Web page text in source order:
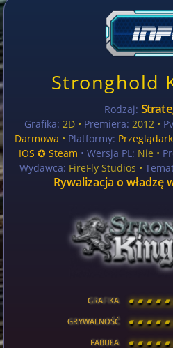
Stronghold
Rodzaj:
Grafika: 2D • Premiera: 2012 •
Darmowa • Platformy:
IOS ✪ Steam • Wersja PL: Nie •
Wydawca: FireFly Studios •
Rywalizacja o władzę
GRAFIKA [ \ \ \ \
GRYWALNOŚĆ [ \ \ \ \
FABUŁA [ \ \ \ \